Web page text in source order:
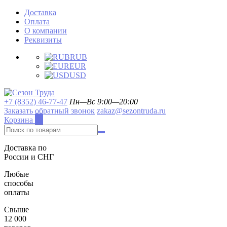
Доставка
Оплата
О компании
Реквизиты
RUB
EUR
USD
+7 (8352) 46-77-47 Пн—Вс 9:00—20:00
Заказать обратный звонок zakaz@sezontruda.ru
Корзина
Доставка по
России и СНГ
Любые
способы
оплаты
Свыше
12 000